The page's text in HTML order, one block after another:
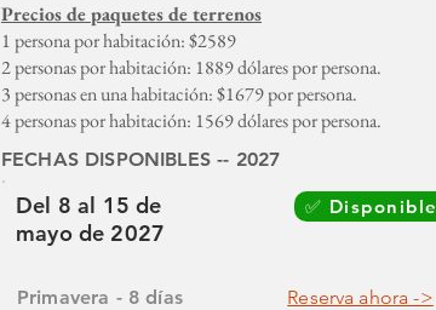
Precios de paquetes de terrenos
1 persona por habitación: $2589
2 personas por habitación: 1889 dólares por persona.
3 personas en una habitación: $1679 por persona.
4 personas por habitación: 1569 dólares por persona.
FECHAS DISPONIBLES -- 2027
Del 8 al 15 de
mayo de 2027
Primavera - 8 días
✅ Disponible
Reserva ahora ->